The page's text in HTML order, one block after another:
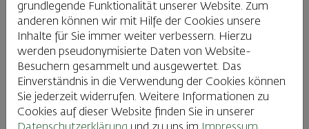
Winterzauber ohne Ski:
Aktivitäten & Ausflugsideen im
Mostviertel
grundlegende Funktionalität unserer Website. Zum
anderen können wir mit Hilfe der Cookies unsere
Inhalte für Sie immer weiter verbessern. Hierzu
werden pseudonymisierte Daten von Website-
Besuchern gesammelt und ausgewertet. Das
Einverständnis in die Verwendung der Cookies können
Sie jederzeit widerrufen. Weitere Informationen zu
Cookies auf dieser Website finden Sie in unserer